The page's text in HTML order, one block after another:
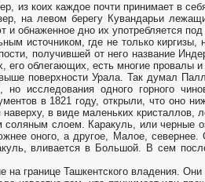
из коих каждое почти принимает в
на левом берегу Кувандарьи
и обнаженное дно их употребляется
источником, где не только киргизы,
получившей от него название
его облегающих, есть многие провалы
поверхности Урала. Так думал
исследования одного горного
в 1821 году, открыли, что оно
в виде маленьких кристаллов,
соляным слоем. Каракуль, или черные
оного, а другое, Малое,
вливается в Большой. В сем
границе Ташкентского владения.